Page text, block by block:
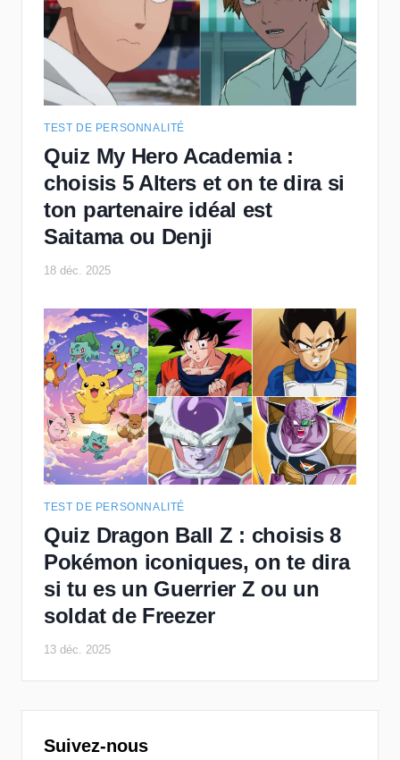
TEST DE PERSONNALITÉ
Quiz My Hero Academia :
choisis 5 Alters et on te dira si
ton partenaire idéal est
Saitama ou Denji
18 déc. 2025
TEST DE PERSONNALITÉ
Quiz Dragon Ball Z : choisis 8
Pokémon iconiques, on te dira
si tu es un Guerrier Z ou un
soldat de Freezer
13 déc. 2025
Suivez-nous